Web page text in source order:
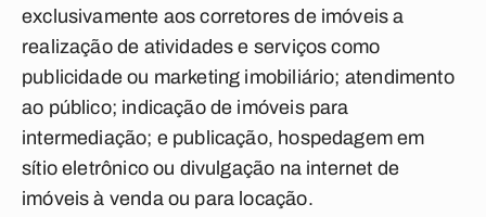
exclusivamente aos corretores de imóveis a
realização de atividades e serviços como
publicidade ou marketing imobiliário; atendimento
ao público; indicação de imóveis para
intermediação; e publicação, hospedagem em
sítio eletrônico ou divulgação na internet de
imóveis à venda ou para locação.